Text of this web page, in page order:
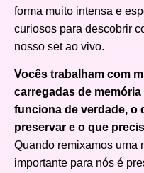
forma muito intensa e
curiosos para descobrir
nosso set ao vivo.
Vocês trabalham com
carregadas de
funciona de verdade, o
preservar e o que
Quando remixamos uma
importante para nós é